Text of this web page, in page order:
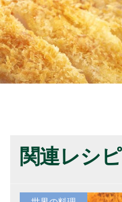
関連レシピ